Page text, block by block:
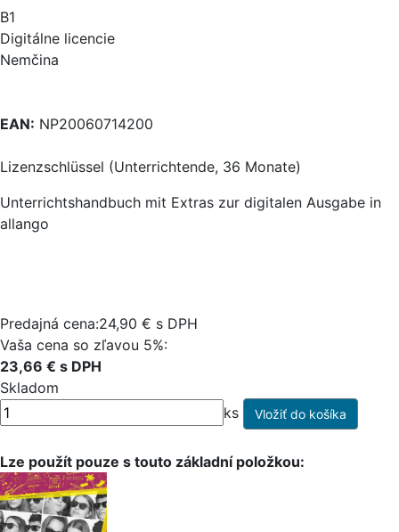
B1
Digitálne licencie
Nemčina
EAN: NP20060714200
Lizenzschlüssel (Unterrichtende, 36 Monate)
Unterrichtshandbuch mit Extras zur digitalen Ausgabe in
allango
Predajná cena:24,90 € s DPH
Vaša cena so zľavou 5%:
23,66 € s DPH
Skladom
ks
Lze použít pouze s touto základní položkou: